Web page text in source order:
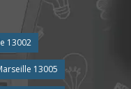
13002
13005